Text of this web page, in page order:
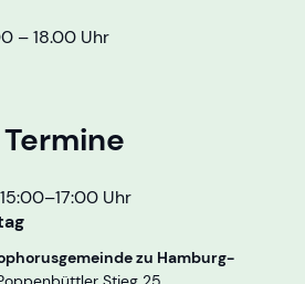
– 18.00 Uhr
Uhr
zu Hamburg-